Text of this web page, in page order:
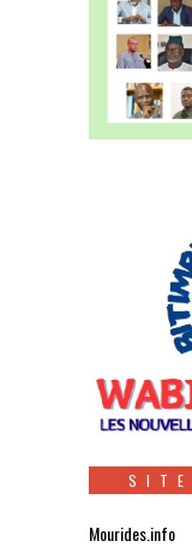
Mourides.info